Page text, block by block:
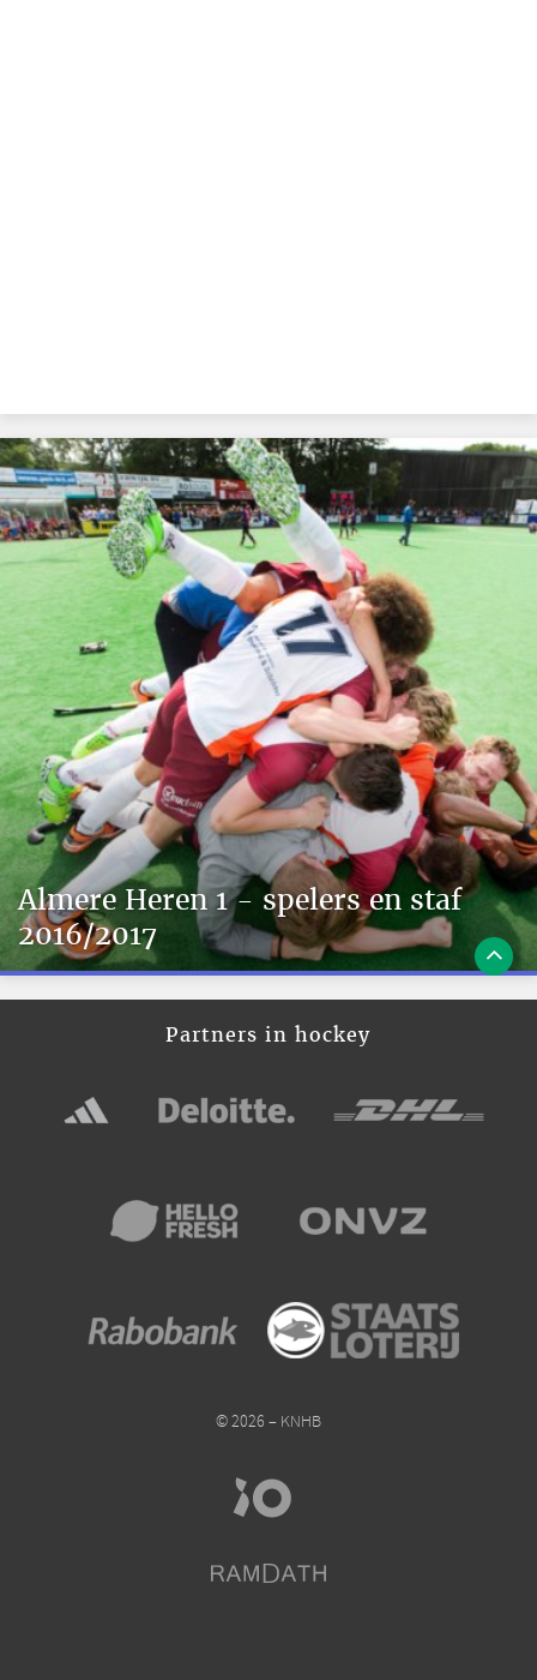
Almere Heren 1 - spelers en staf
2016/2017
Partners in hockey
© 2026 – KNHB